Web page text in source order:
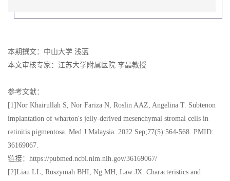
本期撰文：中山大学 浅蓝
本文审核专家：江苏大学附属医院 李晶教授
参考文献：
[1]Nor Khairullah S, Nor Fariza N, Roslin AAZ, Angelina T. Subtenon
implantation of wharton's jelly-derived mesenchymal stromal cells in
retinitis pigmentosa. Med J Malaysia. 2022 Sep;77(5):564-568. PMID:
36169067.
链接：https://pubmed.ncbi.nlm.nih.gov/36169067/
[2]Liau LL, Ruszymah BHI, Ng MH, Law JX. Characteristics and